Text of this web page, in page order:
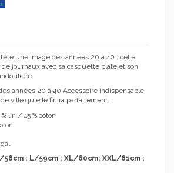
une image des années 20 à 40 : celle
journaux avec sa casquette plate et son
années 20 à 40 Accessoire indispensable
ville qu'elle finira parfaitement.
lin / 45 % coton
58cm ; L/59cm ; XL/60cm; XXL/61cm ;